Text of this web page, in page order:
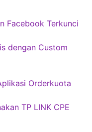
Facebook Terkunci
dengan Custom
Orderkuota
TP LINK CPE